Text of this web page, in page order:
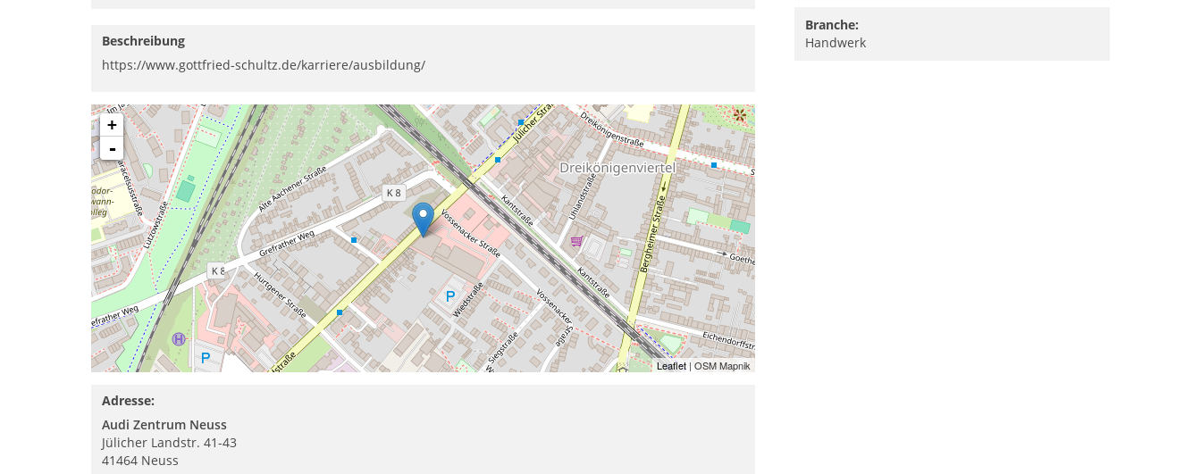
Beschreibung
https://www.gottfried-schultz.de/karriere/ausbildung/
+
-
Leaflet | OSM Mapnik
Adresse:
Audi Zentrum Neuss
Jülicher Landstr. 41-43
41464 Neuss
Branche:
Handwerk